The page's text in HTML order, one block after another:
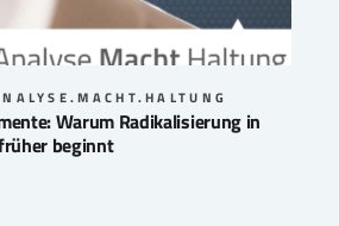
Warum Radikalisierung in
beginnt